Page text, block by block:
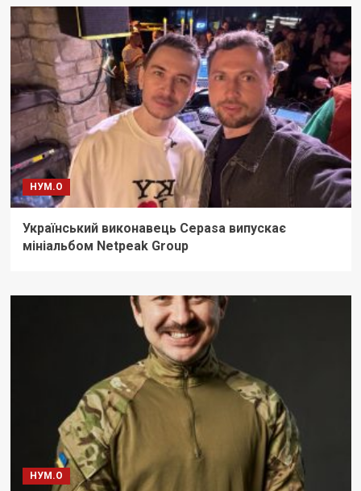
НУМ.О
Український виконавець Cepasa випускає
мініальбом Netpeak Group
НУМ.О